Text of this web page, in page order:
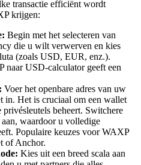
transactie efficiënt wordt
krijgen:
Begin met het selecteren van
die u wilt verwerven en kies
(zoals USD, EUR, enz.).
naar USD-calculator geeft een
Voer het openbare adres van uw
Het is cruciaal om een wallet
beheert. Switchere
waardoor u volledige
Populaire keuzes voor WAXP
of Anchor.
Kies uit een breed scala aan